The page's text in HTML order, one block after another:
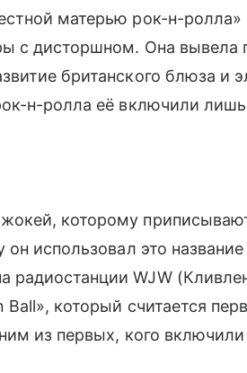
матерью рок-н-ролла»
с дисторшном. Она вывела
британского блюза и
н-ролла её включили лишь
которому
использовал это
радиостанции WJW
Ball», который считается
из первых, кого